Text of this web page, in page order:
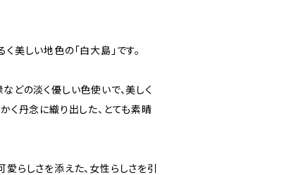
美しい地色の「白大島」です。
どの淡く優しい色使いで、美しく
く丹念に織り出した、とても素晴
らしさを添えた、女性らしさを引